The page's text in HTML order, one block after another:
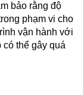
bảo rằng độ
phạm vi cho
vận hành với
thể gây quá